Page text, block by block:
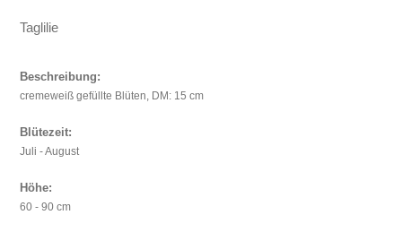
Taglilie
Beschreibung:
cremeweiß gefüllte Blüten, DM: 15 cm
Blütezeit:
Juli - August
Höhe:
60 - 90 cm